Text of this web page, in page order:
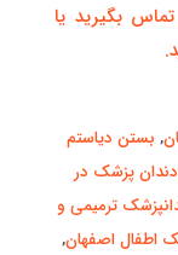
بگیرید یا
, بستن دیاستم
دندان پزشک در
ترمیمی و
اطفال اصفهان,